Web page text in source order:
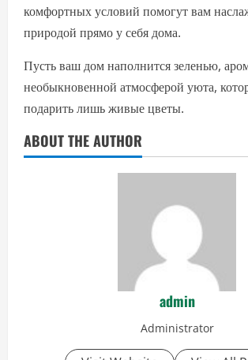
комфортных условий помогут вам
природой прямо у себя дома.
Пусть ваш дом наполнится зеленью,
необыкновенной атмосферой уюта,
подарить лишь живые цветы.
ABOUT THE AUTHOR
admin
Administrator